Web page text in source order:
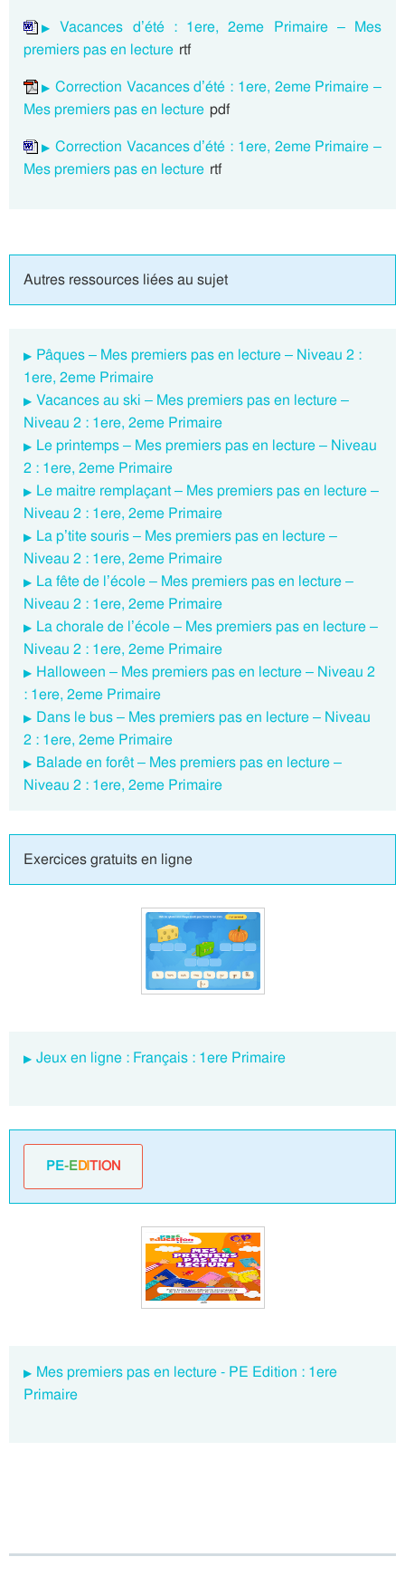
Vacances d’été : 1ere, 2eme Primaire – Mes
premiers pas en lecture rtf
Correction Vacances d’été : 1ere, 2eme Primaire –
Mes premiers pas en lecture pdf
Correction Vacances d’été : 1ere, 2eme Primaire –
Mes premiers pas en lecture rtf
Autres ressources liées au sujet
Pâques – Mes premiers pas en lecture – Niveau 2 :
1ere, 2eme Primaire
Vacances au ski – Mes premiers pas en lecture –
Niveau 2 : 1ere, 2eme Primaire
Le printemps – Mes premiers pas en lecture – Niveau
2 : 1ere, 2eme Primaire
Le maitre remplaçant – Mes premiers pas en lecture –
Niveau 2 : 1ere, 2eme Primaire
La p’tite souris – Mes premiers pas en lecture –
Niveau 2 : 1ere, 2eme Primaire
La fête de l’école – Mes premiers pas en lecture –
Niveau 2 : 1ere, 2eme Primaire
La chorale de l’école – Mes premiers pas en lecture –
Niveau 2 : 1ere, 2eme Primaire
Halloween – Mes premiers pas en lecture – Niveau 2
: 1ere, 2eme Primaire
Dans le bus – Mes premiers pas en lecture – Niveau
2 : 1ere, 2eme Primaire
Balade en forêt – Mes premiers pas en lecture –
Niveau 2 : 1ere, 2eme Primaire
Exercices gratuits en ligne
Jeux en ligne : Français : 1ere Primaire
PE-EDITION
Mes premiers pas en lecture - PE Edition : 1ere
Primaire